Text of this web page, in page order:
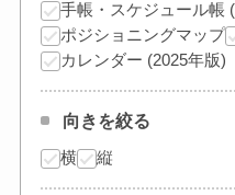
手帳・スケジュール帳
ポジショニングマップ
カレンダー (2025年版)
向きを絞る
横 縦